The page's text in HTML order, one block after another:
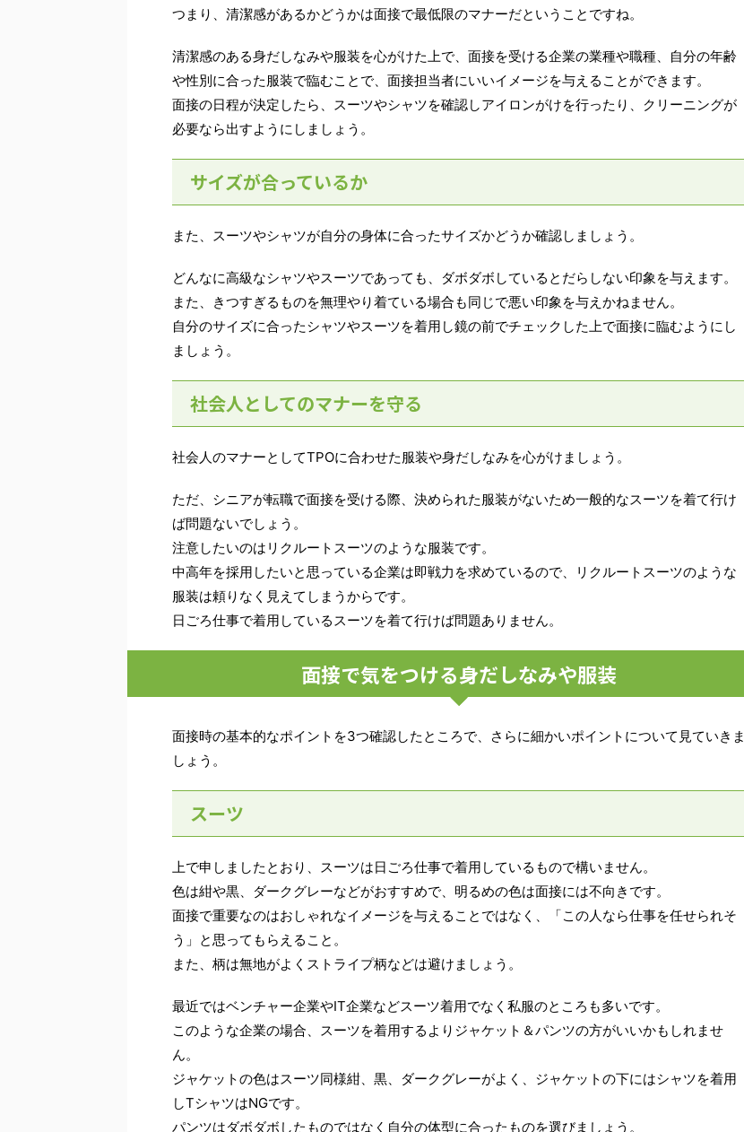
つまり、清潔感があるかどうかは面接で最低限のマナーだということですね。
清潔感のある身だしなみや服装を心がけた上で、面接を受ける企業の業種や職種、自分の年齢
や性別に合った服装で臨むことで、面接担当者にいいイメージを与えることができます。
面接の日程が決定したら、スーツやシャツを確認しアイロンがけを行ったり、クリーニングが
必要なら出すようにしましょう。
サイズが合っているか
また、スーツやシャツが自分の身体に合ったサイズかどうか確認しましょう。
どんなに高級なシャツやスーツであっても、ダボダボしているとだらしない印象を与えます。
また、きつすぎるものを無理やり着ている場合も同じで悪い印象を与えかねません。
自分のサイズに合ったシャツやスーツを着用し鏡の前でチェックした上で面接に臨むようにし
ましょう。
社会人としてのマナーを守る
社会人のマナーとしてTPOに合わせた服装や身だしなみを心がけましょう。
ただ、シニアが転職で面接を受ける際、決められた服装がないため一般的なスーツを着て行け
ば問題ないでしょう。
注意したいのはリクルートスーツのような服装です。
中高年を採用したいと思っている企業は即戦力を求めているので、リクルートスーツのような
服装は頼りなく見えてしまうからです。
日ごろ仕事で着用しているスーツを着て行けば問題ありません。
面接で気をつける身だしなみや服装
面接時の基本的なポイントを3つ確認したところで、さらに細かいポイントについて見ていきま
しょう。
スーツ
上で申しましたとおり、スーツは日ごろ仕事で着用しているもので構いません。
色は紺や黒、ダークグレーなどがおすすめで、明るめの色は面接には不向きです。
面接で重要なのはおしゃれなイメージを与えることではなく、「この人なら仕事を任せられそ
う」と思ってもらえること。
また、柄は無地がよくストライプ柄などは避けましょう。
最近ではベンチャー企業やIT企業などスーツ着用でなく私服のところも多いです。
このような企業の場合、スーツを着用するよりジャケット＆パンツの方がいいかもしれませ
ん。
ジャケットの色はスーツ同様紺、黒、ダークグレーがよく、ジャケットの下にはシャツを着用
しTシャツはNGです。
パンツはダボダボしたものではなく自分の体型に合ったものを選びましょう。